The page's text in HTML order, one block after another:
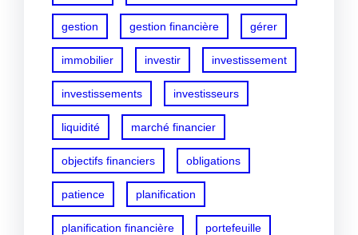
gestion gestion financière gérer
immobilier investir investissement
investissements investisseurs
liquidité marché financier
objectifs financiers obligations
patience planification
planification financière portefeuille